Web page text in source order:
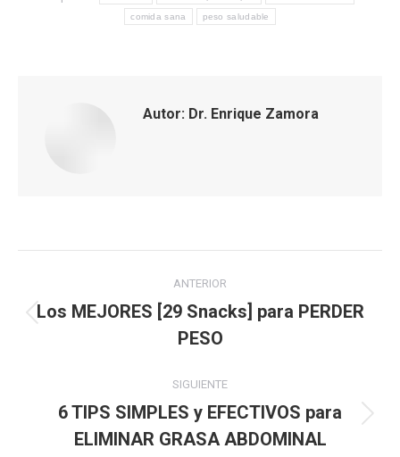
comida sana peso saludable
Autor: Dr. Enrique Zamora
entre
publicaciones
ANTERIOR
Publicación
anterior:
Los MEJORES [29 Snacks] para PERDER
PESO
SIGUIENTE
Publicación
siguiente:
6 TIPS SIMPLES y EFECTIVOS para
ELIMINAR GRASA ABDOMINAL